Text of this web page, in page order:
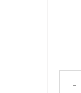
-